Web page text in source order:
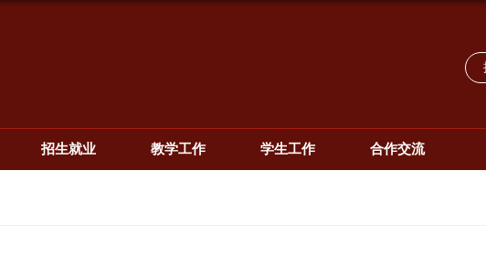
招生就业 教学工作 学生工作 合作交流